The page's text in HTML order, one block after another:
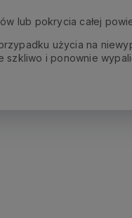
lub pokrycia całej
użycia na
szkliwo i ponownie